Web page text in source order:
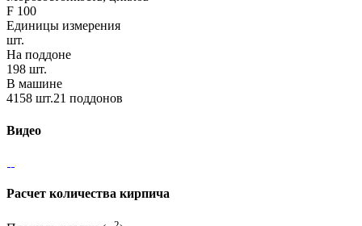
F 100
Единицы измерения
шт.
На поддоне
198 шт.
В машине
4158 шт.21 поддонов
Видео
Расчет количества кирпича